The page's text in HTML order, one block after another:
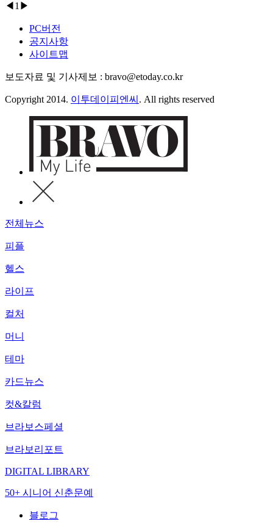
◀ 1 ▶
PC버전
공지사항
사이트맵
보도자료 및 기사제보 : bravo@etoday.co.kr
Copyright 2014. 이투데이피엔씨 . All rights reserved
전체뉴스
피플
헬스
라이프
컬처
머니
테마
카드뉴스
컷&칼럼
브라보스페셜
브라보리포트
DIGITAL LIBRARY
50+ 시니어 신춘문예
블로그